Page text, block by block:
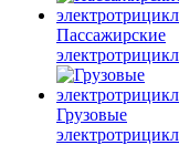
Пассажирские
Грузовые